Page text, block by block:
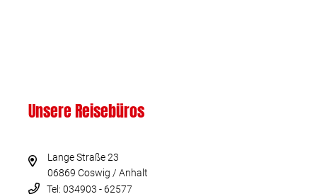
Unsere Reisebüros
Lange Straße 23
06869 Coswig / Anhalt
Tel: 034903 - 62577